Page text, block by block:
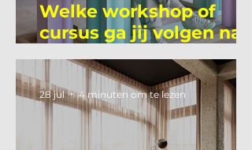
Welke workshop of
cursus ga jij volgen na
je vakantie?
28 jul 4 minuten om te lezen